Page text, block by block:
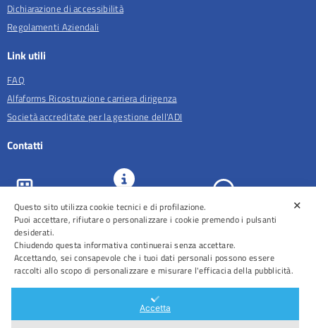
Dichiarazione di accessibilità
Regolamenti Aziendali
Link utili
FAQ
Alfaforms Ricostruzione carriera dirigenza
Società accreditate per la gestione dell'ADI
Contatti
ASL Roma 5
URP e
Comunicazione
Prenotazioni
✕
Questo sito utilizza cookie tecnici e di profilazione.
Puoi accettare, rifiutare o personalizzare i cookie premendo i pulsanti
desiderati.
Chiudendo questa informativa continuerai senza accettare.
Accettando, sei consapevole che i tuoi dati personali possono essere
raccolti allo scopo di personalizzare e misurare l'efficacia della pubblicità.
Accetta